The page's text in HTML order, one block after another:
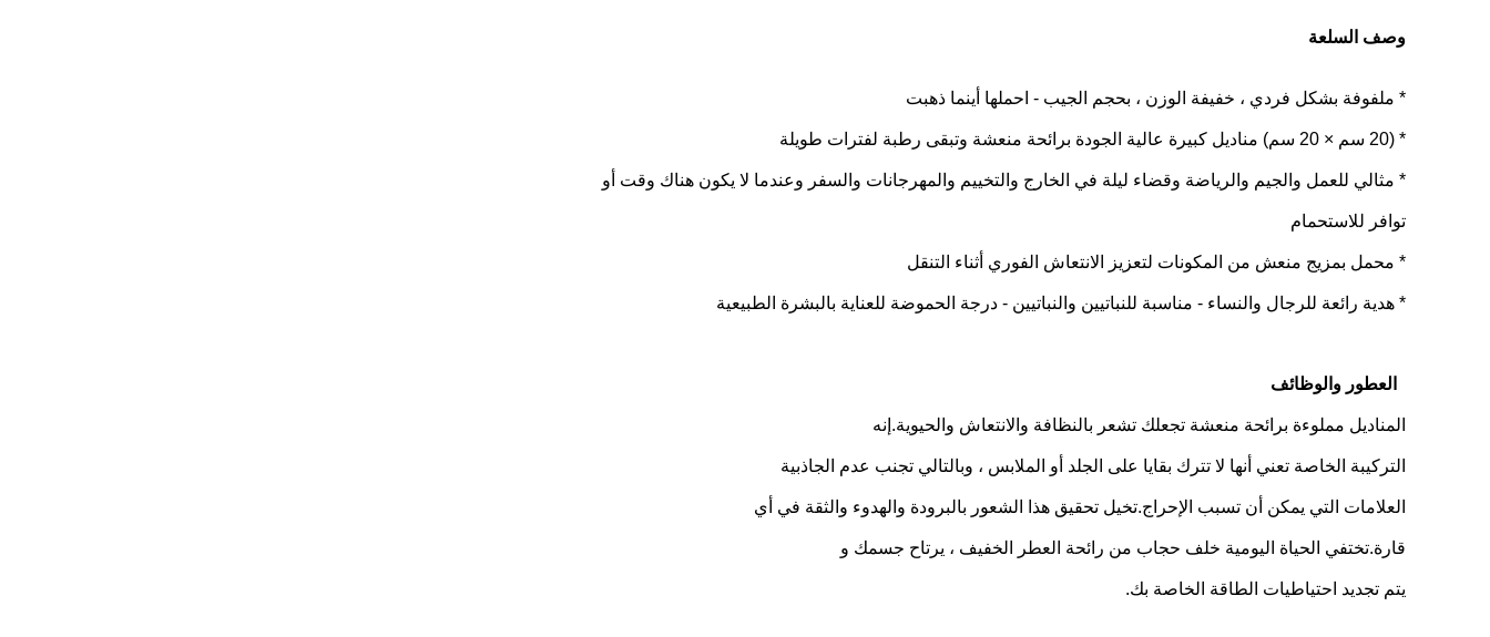
وصف السلعة
* ملفوفة بشكل فردي ، خفيفة الوزن ، بحجم الجيب - احملها أينما ذهبت
* (20 سم × 20 سم) مناديل كبيرة عالية الجودة برائحة منعشة وتبقى رطبة لفترات طويلة
* مثالي للعمل والجيم والرياضة وقضاء ليلة في الخارج والتخييم والمهرجانات والسفر وعندما لا يكون هناك وقت أو
توافر للاستحمام
* محمل بمزيج منعش من المكونات لتعزيز الانتعاش الفوري أثناء التنقل
* هدية رائعة للرجال والنساء - مناسبة للنباتيين والنباتيين - درجة الحموضة للعناية بالبشرة الطبيعية
العطور والوظائف
المناديل مملوءة برائحة منعشة تجعلك تشعر بالنظافة والانتعاش والحيوية.إنه
التركيبة الخاصة تعني أنها لا تترك بقايا على الجلد أو الملابس ، وبالتالي تجنب عدم الجاذبية
العلامات التي يمكن أن تسبب الإحراج.تخيل تحقيق هذا الشعور بالبرودة والهدوء والثقة في أي
قارة.تختفي الحياة اليومية خلف حجاب من رائحة العطر الخفيف ، يرتاح جسمك و
يتم تجديد احتياطيات الطاقة الخاصة بك.